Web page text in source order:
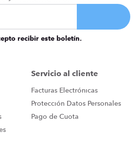
recibir este boletín.
Servicio al cliente
Facturas Electrónicas
Protección Datos Personales
Pago de Cuota